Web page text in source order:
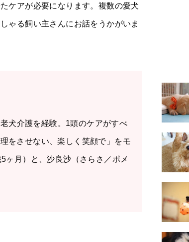
ケアが必要になります。複数の愛犬
ゃる飼い主さんにお話をうかがいま
犬介護を経験。1頭のケアがすべ
をさせない、楽しく笑顔で」をモ
ヶ月）と、沙良沙（さらさ／ポメ